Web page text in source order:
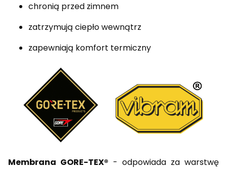
chronią przed zimnem
zatrzymują ciepło wewnątrz
zapewniają komfort termiczny
Membrana GORE-TEX® - odpowiada za warstwę